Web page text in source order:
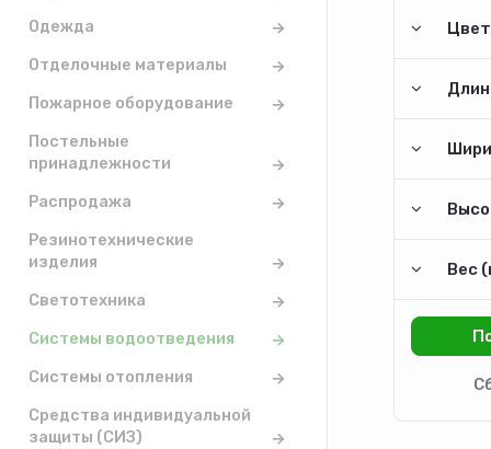
Одежда
Отделочные материалы
Пожарное оборудование
Постельные
принадлежности
Распродажа
Резинотехнические
изделия
Светотехника
Системы водоотведения
Системы отопления
Средства индивидуальной
защиты (СИЗ)
Цвет
Вес